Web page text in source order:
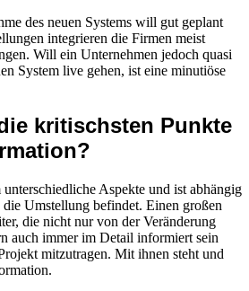
des neuen Systems will gut geplant
integrieren die Firmen meist
Will ein Unternehmen jedoch quasi
System live gehen, ist eine minutiöse
kritischsten Punkte
Aspekte und ist abhängig
Umstellung befindet. Einen großen
die nicht nur von der Veränderung
auch immer im Detail informiert sein
mitzutragen. Mit ihnen steht und